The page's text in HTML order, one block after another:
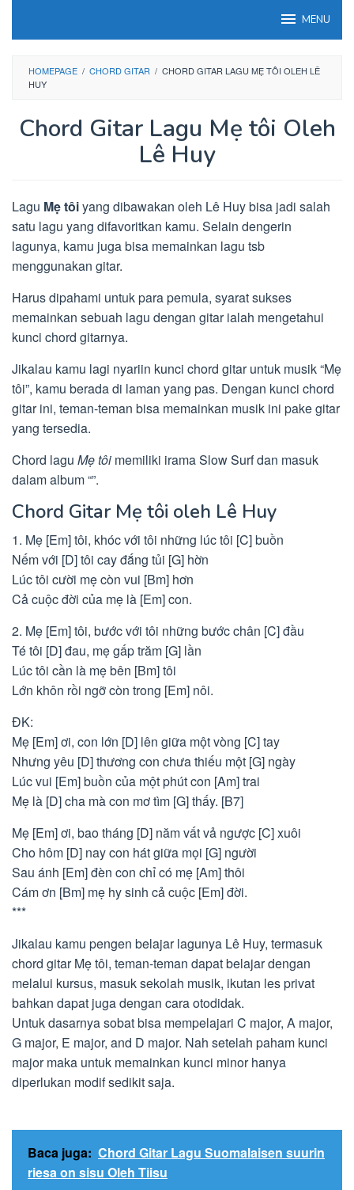
MENU
HOMEPAGE / CHORD GITAR / CHORD GITAR LAGU MẸ TÔI OLEH LÊ
HUY
Chord Gitar Lagu Mẹ tôi Oleh
Lê Huy
Lagu Mẹ tôiyang dibawakan oleh Lê Huy bisa jadi salah
satu lagu yang difavoritkan kamu. Selain dengerin
lagunya, kamu juga bisa memainkan lagu tsb
menggunakan gitar.
Harus dipahami untuk para pemula, syarat sukses
memainkan sebuah lagu dengan gitar ialah mengetahui
kunci chord gitarnya.
Jikalau kamu lagi nyariin kunci chord gitar untuk musik “Mẹ
tôi”, kamu berada di laman yang pas. Dengan kunci chord
gitar ini, teman-teman bisa memainkan musik ini pake gitar
yang tersedia.
Chord lagu Mẹ tôi memiliki irama Slow Surf dan masuk
dalam album “”.
Chord Gitar Mẹ tôi oleh Lê Huy
1. Mẹ [Em] tôi, khóc với tôi những lúc tôi [C] buồn
Nếm với [D] tôi cay đắng tủi [G] hờn
Lúc tôi cười mẹ còn vui [Bm] hơn
Cả cuộc đời của mẹ là [Em] con.
2. Mẹ [Em] tôi, bước với tôi những bước chân [C] đầu
Té tôi [D] đau, mẹ gấp trăm [G] lần
Lúc tôi cần là mẹ bên [Bm] tôi
Lớn khôn rồi ngỡ còn trong [Em] nôi.
ĐK:
Mẹ [Em] ơi, con lớn [D] lên giữa một vòng [C] tay
Nhưng yêu [D] thương con chưa thiếu một [G] ngày
Lúc vui [Em] buồn của một phút con [Am] trai
Mẹ là [D] cha mà con mơ tìm [G] thấy. [B7]
Mẹ [Em] ơi, bao tháng [D] năm vất vả ngược [C] xuôi
Cho hôm [D] nay con hát giữa mọi [G] người
Sau ánh [Em] đèn con chỉ có mẹ [Am] thôi
Cám ơn [Bm] mẹ hy sinh cả cuộc [Em] đời.
***
Jikalau kamu pengen belajar lagunya Lê Huy, termasuk
chord gitar Mẹ tôi, teman-teman dapat belajar dengan
melalui kursus, masuk sekolah musik, ikutan les privat
bahkan dapat juga dengan cara otodidak.
Untuk dasarnya sobat bisa mempelajari C major, A major,
G major, E major, and D major. Nah setelah paham kunci
major maka untuk memainkan kunci minor hanya
diperlukan modif sedikit saja.
Baca juga: Chord Gitar Lagu Suomalaisen suurin
riesa on sisu Oleh Tiisu